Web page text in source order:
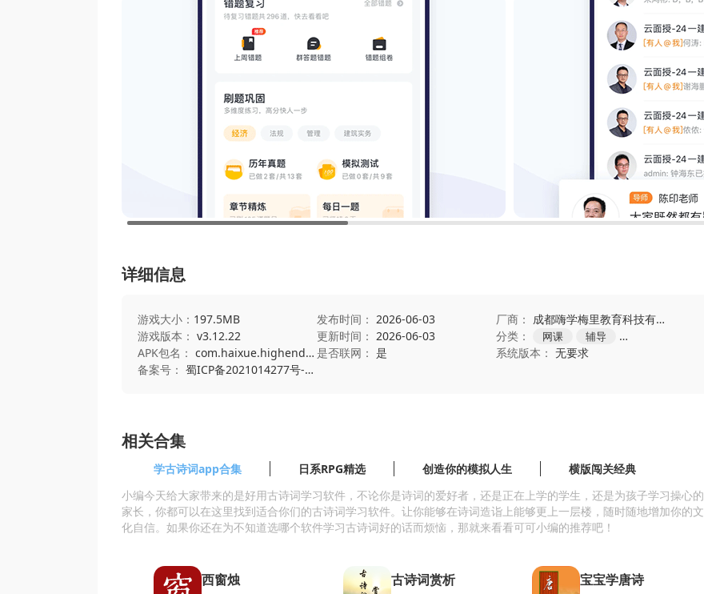
详细信息
游戏大小： 197.5MB 发布时间： 2026-06-03 厂商： 成都嗨学梅里教育科技有限公司
游戏版本： v3.12.22 更新时间： 2026-06-03 分类： 网课 辅导
APK包名： com.haixue.highendclass 是否联网： 是 系统版本： 无要求
备案号： 蜀ICP备2021014277号-4A
相关合集
学古诗词app合集 日系RPG精选 创造你的模拟人生
横版闯关经典
小编今天给大家带来的是好用古诗词学习软件，不论你是诗词的爱好者，还是正在上学的学生，还是为孩子学习操心的
家长，你都可以在这里找到适合你们的古诗词学习软件。让你能够在诗词造诣上能够更上一层楼，随时随地增加你的文
化自信。如果你还在为不知道选哪个软件学习古诗词好的话而烦恼，那就来看看可可小编的推荐吧！
西窗烛 古诗词赏析 宝宝学唐诗